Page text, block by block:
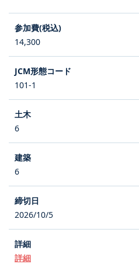
14,300
101-1
6
6
2026/10/5
詳細